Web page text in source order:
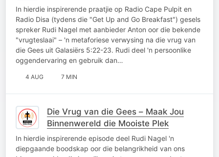
Boom Ryp Word
In hierdie inspirerende praatjie op Radio Cape Pulpit en
Radio Disa (tydens die "Get Up and Go Breakfast") gesels
spreker Rudi Nagel met aanbieder Anton oor die bekende
"vrugteslaai" – 'n metaforiese verwysing na die vrug van
die Gees uit Galasiërs 5:22-23. Rudi deel 'n persoonlike
oggendervaring en gebruik dan…
4 AUG 7 MIN
Die Vrug van die Gees – Maak Jou
Binnenwereld die Mooiste Plek
In hierdie inspirerende episode deel Rudi Nagel 'n
diepgaande boodskap oor die belangrikheid van ons